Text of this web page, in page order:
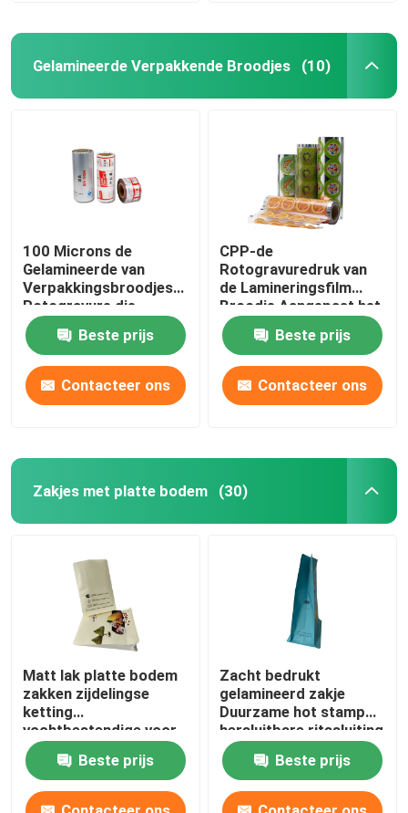
Gelamineerde Verpakkende Broodjes (10)
100 Microns de
Gelamineerde van
Verpakkingsbroodjes
Rotogravure die
Gelamineerd
Filmbroodje drukken
Beste prijs
Contacteer ons
CPP-de
Rotogravuredruk van
de Lamineringsfilm
Broodje Aangepast het
Lamineren Bladbroodje
Beste prijs
Contacteer ons
Zakjes met platte bodem (30)
Matt lak platte bodem
zakken zijdelingse
ketting
vochtbestendige voor
rijst voedsel
Beste prijs
Zacht bedrukt
gelamineerd zakje
Duurzame hot stamp
hersluitbare ritssluiting
Beste prijs